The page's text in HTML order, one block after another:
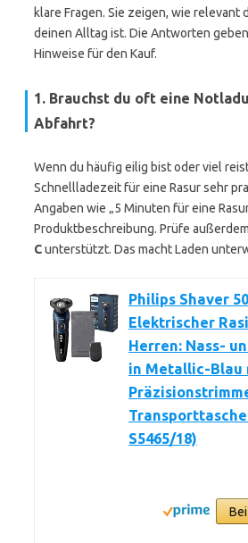
klare Fragen. Sie zeigen, wie relevant
deinen Alltag ist. Die Antworten
Hinweise für den Kauf.
1. Brauchst du oft eine
Abfahrt?
Wenn du häufig eilig bist oder viel
Schnellladezeit für eine Rasur sehr
Angaben wie „5 Minuten für eine
Produktbeschreibung. Prüfe
Cunterstützt. Das macht Laden
Philips Shaver
Elektrischer
Herren: Nass-
in Metallic-Blau
S5465/18)